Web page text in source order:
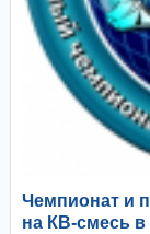
Чемпионат и
на КВ-смесь